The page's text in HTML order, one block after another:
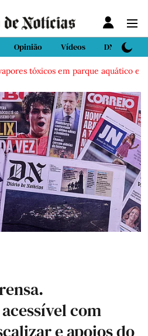
Opinião Vídeos DN Sport
tóxicos em parque aquático em
com
e apoios do